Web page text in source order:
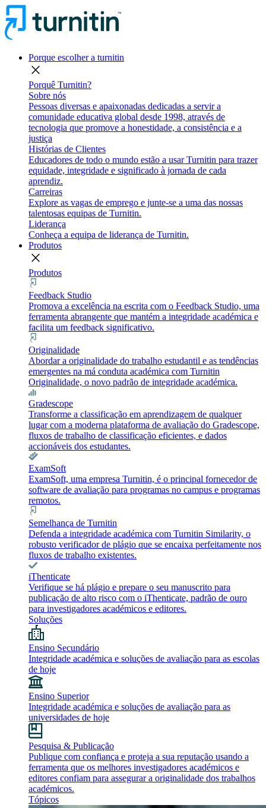
Porque escolher a turnitin
close
Porquê Turnitin?
Sobre nós
Pessoas diversas e apaixonadas dedicadas a servir a
comunidade educativa global desde 1998, através de
tecnologia que promove a honestidade, a consistência e a
justiça
Histórias de Clientes
Educadores de todo o mundo estão a usar Turnitin para trazer
equidade, integridade e significado à jornada de cada
aprendiz.
Carreiras
Explore as vagas de emprego e junte-se a uma das nossas
talentosas equipas de Turnitin.
Liderança
Conheça a equipa de liderança de Turnitin.
Produtos
close
Produtos
Feedback Studio
Promova a excelência na escrita com o Feedback Studio, uma
ferramenta abrangente que mantém a integridade académica e
facilita um feedback significativo.
Originalidade
Abordar a originalidade do trabalho estudantil e as tendências
emergentes na má conduta académica com Turnitin
Originalidade, o novo padrão de integridade académica.
Gradescope
Transforme a classificação em aprendizagem de qualquer
lugar com a moderna plataforma de avaliação do Gradescope,
fluxos de trabalho de classificação eficientes, e dados
accionáveis dos estudantes.
ExamSoft
ExamSoft, uma empresa Turnitin, é o principal fornecedor de
software de avaliação para programas no campus e programas
remotos.
Semelhança de Turnitin
Defenda a integridade académica com Turnitin Similarity, o
robusto verificador de plágio que se encaixa perfeitamente nos
fluxos de trabalho existentes.
iThenticate
Verifique se há plágio e prepare o seu manuscrito para
publicação de alto risco com o iThenticate, padrão de ouro
para investigadores académicos e editores.
Soluções
Ensino Secundário
Integridade académica e soluções de avaliação para as escolas
de hoje
Ensino Superior
Integridade académica e soluções de avaliação para as
universidades de hoje
Pesquisa & Publicação
Publique com confiança e proteja a sua reputação usando a
ferramenta que os melhores investigadores académicos e
editores confiam para assegurar a originalidade dos trabalhos
académicos.
Tópicos